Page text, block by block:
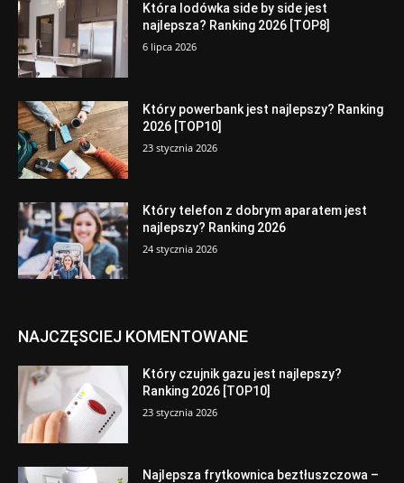
Która lodówka side by side jest
najlepsza? Ranking 2026 [TOP8]
6 lipca 2026
Który powerbank jest najlepszy? Ranking
2026 [TOP10]
23 stycznia 2026
Który telefon z dobrym aparatem jest
najlepszy? Ranking 2026
24 stycznia 2026
NAJCZĘSCIEJ KOMENTOWANE
Który czujnik gazu jest najlepszy?
Ranking 2026 [TOP10]
23 stycznia 2026
Najlepsza frytkownica beztłuszczowa –